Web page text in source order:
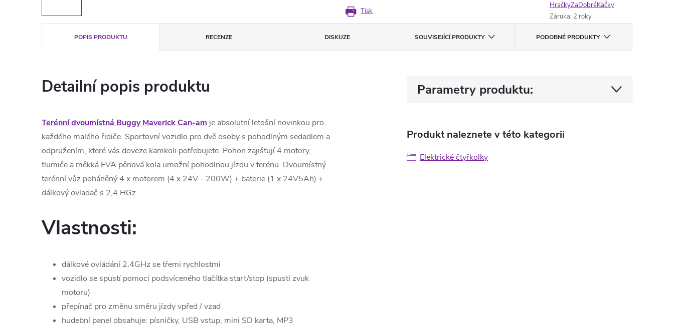
Tisk
HračkyZaDobréKačky
Záruka: 2 roky
POPIS PRODUKTU RECENZE DISKUZE SOUVISEJÍCÍ PRODUKTY PODOBNÉ PRODUKTY
Detailní popis produktu
Terénní dvoumístná Buggy Maverick Can-am je absolutní letošní novinkou pro
každého malého řidiče. Sportovní vozidlo pro dvě osoby s pohodlným sedadlem a
odpružením, které vás doveze kamkoli potřebujete. Pohon zajišťují 4 motory,
tlumiče a měkká EVA pěnová kola umožní pohodlnou jízdu v terénu. Dvoumístný
terénní vůz poháněný 4 x motorem (4 x 24V - 200W) + baterie (1 x 24V5Ah) +
dálkový ovladač s 2,4 HGz.
Vlastnosti:
dálkové ovládání 2.4GHz se třemi rychlostmi
vozidlo se spustí pomocí podsvíceného tlačítka start/stop (spustí zvuk
motoru)
přepínač pro změnu směru jízdy vpřed / vzad
hudební panel obsahuje: písničky, USB vstup, mini SD karta, MP3
Parametry produktu:
Produkt naleznete v této kategorii
Elektrické čtyřkolky